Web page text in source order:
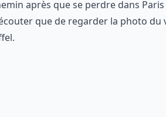
après que se perdre dans
que de regarder la photo du